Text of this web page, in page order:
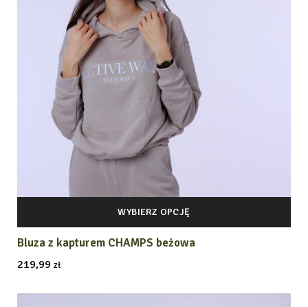
WYBIERZ OPCJĘ
Bluza z kapturem CHAMPS beżowa
219,99 zł